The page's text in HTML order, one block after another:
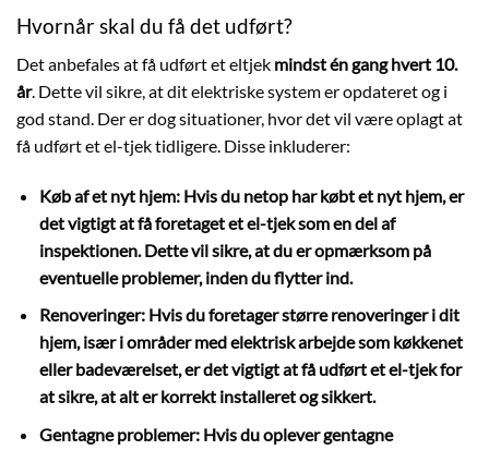
Hvornår skal du få det udført?
Det anbefales at få udført et eltjek mindst én gang hvert 10.
år. Dette vil sikre, at dit elektriske system er opdateret og i
god stand. Der er dog situationer, hvor det vil være oplagt at
få udført et el-tjek tidligere. Disse inkluderer:
Køb af et nyt hjem: Hvis du netop har købt et nyt hjem, er
det vigtigt at få foretaget et el-tjek som en del af
inspektionen. Dette vil sikre, at du er opmærksom på
eventuelle problemer, inden du flytter ind.
Renoveringer: Hvis du foretager større renoveringer i dit
hjem, især i områder med elektrisk arbejde som køkkenet
eller badeværelset, er det vigtigt at få udført et el-tjek for
at sikre, at alt er korrekt installeret og sikkert.
Gentagne problemer: Hvis du oplever gentagne